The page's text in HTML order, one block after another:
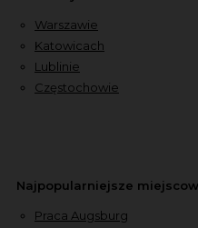
Warszawie
Katowicach
Lublinie
Częstochowie
Najpopularniejsze
Praca Augsburg